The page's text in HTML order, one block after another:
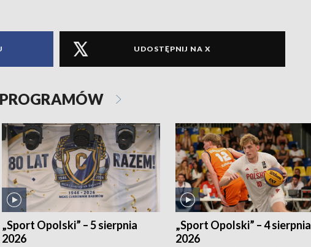
UDOSTĘPNIJ NA X
„Sport Opolski” – 5 sierpnia
2026
„Sport Opolski” – 4 sierpnia
2026